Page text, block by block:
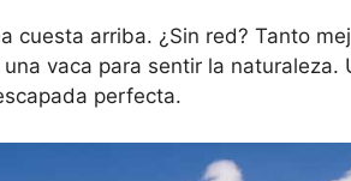
cuesta arriba. ¿Sin red? Tanto
vaca para sentir la naturaleza.
perfecta.